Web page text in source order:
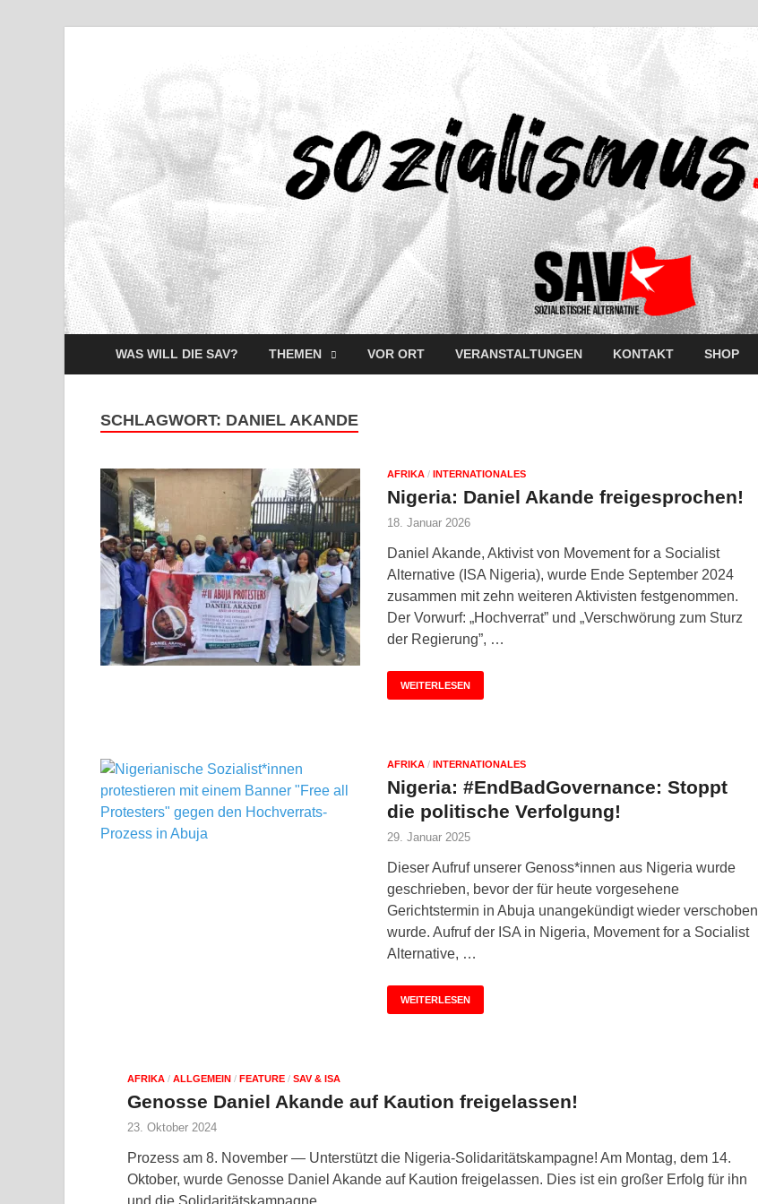
WAS WILL DIE SAV? THEMEN VOR ORT VERANSTALTUNGEN KONTAKT SHOP
SCHLAGWORT: DANIEL AKANDE
AFRIKA / INTERNATIONALES
Nigeria: Daniel Akande freigesprochen!
18. Januar 2026
Daniel Akande, Aktivist von Movement for a Socialist
Alternative (ISA Nigeria), wurde Ende September 2024
zusammen mit zehn weiteren Aktivisten festgenommen.
Der Vorwurf: „Hochverrat” und „Verschwörung zum Sturz
der Regierung”, …
WEITERLESEN
AFRIKA / INTERNATIONALES
Nigeria: #EndBadGovernance: Stoppt
die politische Verfolgung!
29. Januar 2025
Dieser Aufruf unserer Genoss*innen aus Nigeria wurde
geschrieben, bevor der für heute vorgesehene
Gerichtstermin in Abuja unangekündigt wieder verschoben
wurde. Aufruf der ISA in Nigeria, Movement for a Socialist
Alternative, …
WEITERLESEN
AFRIKA / ALLGEMEIN / FEATURE / SAV & ISA
Genosse Daniel Akande auf Kaution freigelassen!
23. Oktober 2024
Prozess am 8. November — Unterstützt die Nigeria-Solidaritätskampagne! Am Montag, dem 14.
Oktober, wurde Genosse Daniel Akande auf Kaution freigelassen. Dies ist ein großer Erfolg für ihn
und die Solidaritätskampagne, …